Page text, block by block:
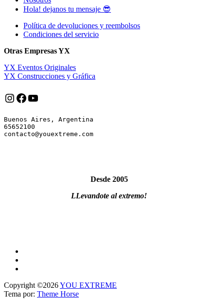
Hola! dejanos tu mensaje 😎
Política de devoluciones y reembolsos
Condiciones del servicio
Otras Empresas YX
YX Eventos Originales
YX Construcciones y Gráfica
Instagram
Facebook
YouTube
Buenos Aires, Argentina
65652100
Desde 2005
LLevandote al extremo!
Copyright ©2026YOU EXTREME
Tema por: Theme Horse